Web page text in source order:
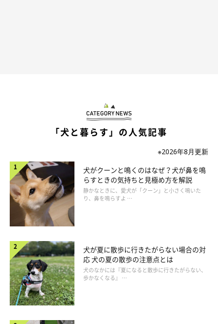
くに白目は、表情筋のどこにも力が入っていない安心した状態だ
といえます。深い眠りのときになりやすい傾向があります。
またヘソ天は、無防備におなかをさらけ出せるほどリラックスし
ている状況にあるといえるでしょう。
「犬と暮らす」の人気記事
※2026年8月更新
犬がクーンと鳴くのはなぜ？犬が鼻を鳴
らすときの気持ちと見極め方を解説
静かなときに、愛犬が「クーン」と小さく鳴いた
り、鼻を鳴らすよ …
犬が夏に散歩に行きたがらない場合の対
応 犬の夏の散歩の注意点とは
犬のなかには『夏になると散歩に行きたがらない、
歩かなくなる』 …